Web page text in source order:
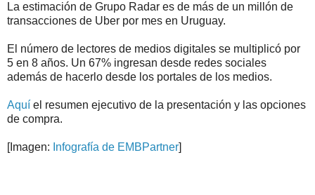
La estimación de Grupo Radar es de más de un millón de
transacciones de Uber por mes en Uruguay.
El número de lectores de medios digitales se multiplicó por
5 en 8 años. Un 67% ingresan desde redes sociales
además de hacerlo desde los portales de los medios.
Aquí el resumen ejecutivo de la presentación y las opciones
de compra.
[Imagen: Infografía de EMBPartner]